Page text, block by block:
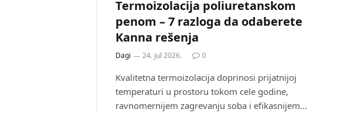
Termoizolacija poliuretanskom
penom – 7 razloga da odaberete
Kanna rešenja
Dagi 24. jul 2026. 0
Kvalitetna termoizolacija doprinosi prijatnijoj
temperaturi u prostoru tokom cele godine,
ravnomernijem zagrevanju soba i efikasnijem…